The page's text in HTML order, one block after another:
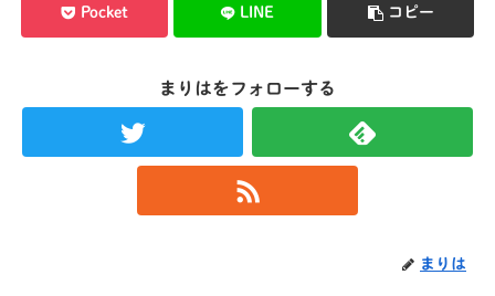
Pocket LINE コピー
まりはをフォローする
まりは